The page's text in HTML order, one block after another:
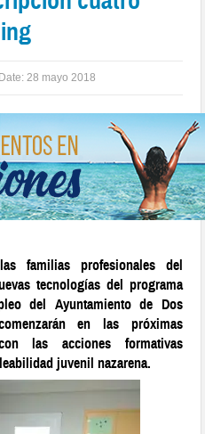
Date:28 mayo 2018
familias profesionales del
tecnologías del programa
del Ayuntamiento de Dos
en las próximas
las acciones formativas
juvenil nazarena.